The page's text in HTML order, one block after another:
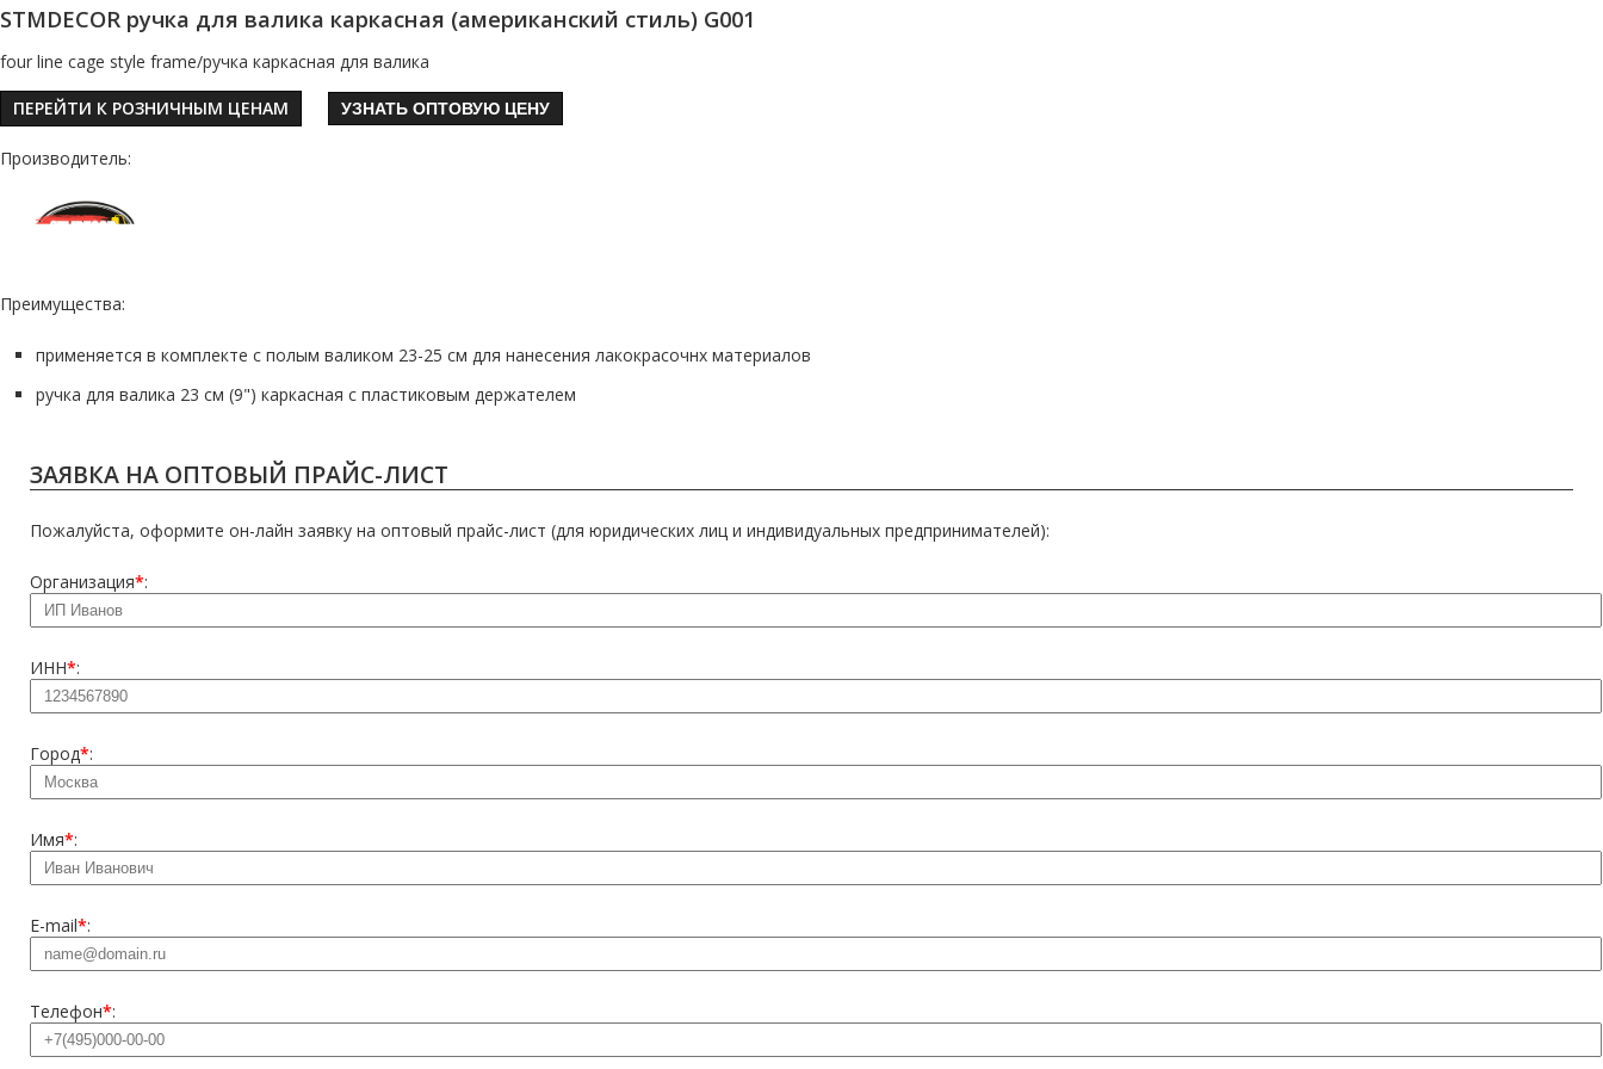
STMDECOR ручка для валика каркасная (американский стиль) G001
four line cage style frame/ручка каркасная для валика
ПЕРЕЙТИ К РОЗНИЧНЫМ ЦЕНАМ УЗНАТЬ ОПТОВУЮ ЦЕНУ
Производитель:
Преимущества:
применяется в комплекте с полым валиком 23-25 см для нанесения лакокрасочнх материалов
ручка для валика 23 см (9") каркасная с пластиковым держателем
ЗАЯВКА НА ОПТОВЫЙ ПРАЙС-ЛИСТ
Пожалуйста, оформите он-лайн заявку на оптовый прайс-лист (для юридических лиц и индивидуальных предпринимателей):
Организация*:
ИНН*:
Город*:
Имя*:
E-mail*:
Телефон*: